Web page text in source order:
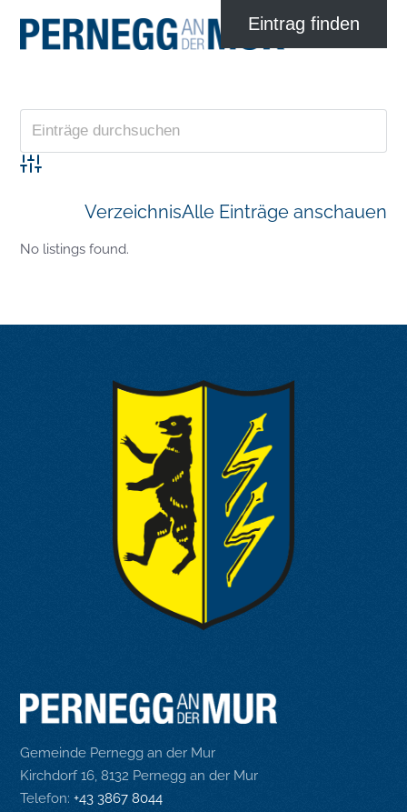
Advanced Search
VerzeichnisAlle Einträge anschauen
No listings found.
Gemeinde Pernegg an der Mur
Kirchdorf 16, 8132 Pernegg an der Mur
Telefon:+43 3867 8044